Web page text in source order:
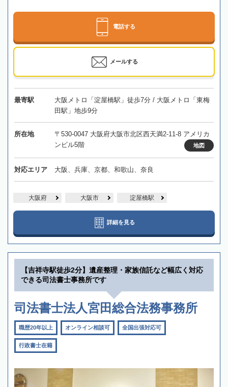
電話する
メールする
最寄駅
大阪メトロ「淀屋橋駅」徒歩7分 / 大阪メトロ「東梅
田駅」地歩9分
所在地
〒530-0047 大阪府大阪市北区西天満2-11-8 アメリカ
ンビル5階
地図
対応エリア 大阪、兵庫、京都、和歌山、奈良
大阪府 大阪市 淀屋橋駅
詳細を見る
【吉祥寺駅徒歩2分】遺産整理・家族信託など幅広く対応
できる司法書士事務所です
司法書士法人宮田総合法務事務所
職歴20年以上 オンライン相談可 全国出張対応可
行政書士在籍